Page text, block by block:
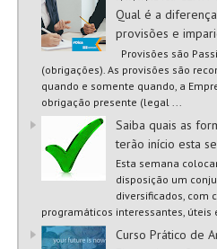
Qual é a
provisões e
Provisões são
(obrigações). As provisões são
quando e somente quando, a
obrigação presente (legal ...
Saiba quais as
terão início esta
Esta semana
disposição um
diversificados, com
programáticos interessantes, úteis
Curso Prático de